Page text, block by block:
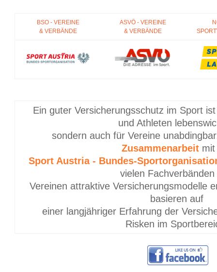
BSO - VEREINE
& VERBÄNDE
ASVÖ - VEREINE
& VERBÄNDE
Ein guter Versicherungsschutz im Sport
und Athleten
sondern auch für Vereine
Zusammenarbeit
Sport Austria - Bundes-
vielen Fachverbänden
Vereinen attraktive Versicherungsmodelle
basieren auf
einer langjähriger Erfahrung der
Risken im